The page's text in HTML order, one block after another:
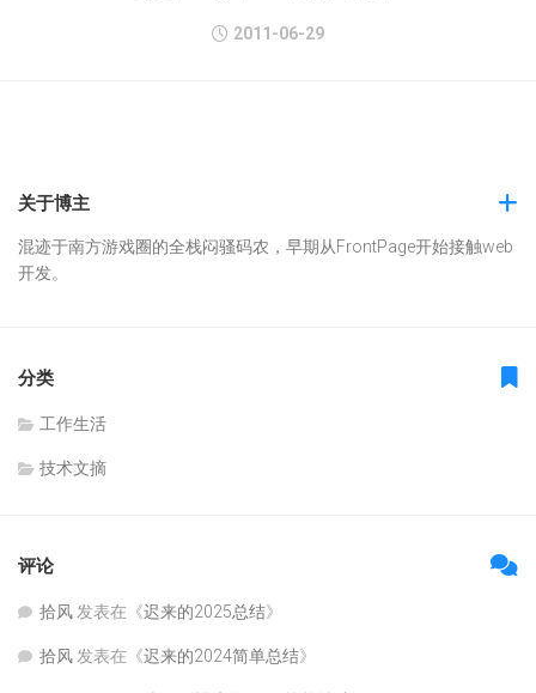
2011-06-29
关于博主
混迹于南方游戏圈的全栈闷骚码农，早期从FrontPage开始接触web
开发。
分类
工作生活
技术文摘
评论
拾风 发表在《迟来的2025总结》
拾风 发表在《迟来的2024简单总结》